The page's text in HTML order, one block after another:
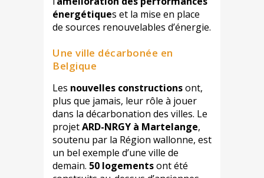
énergétiques et la mise en place
de sources renouvelables d’énergie.
Une ville décarbonée en
Belgique
Les nouvelles constructionsont,
plus que jamais, leur rôle à jouer
dans la décarbonation des villes. Le
projetARD-NRGY à Martelange,
soutenu par la Région wallonne, est
un bel exemple d’une ville de
demain. 50 logementsont été